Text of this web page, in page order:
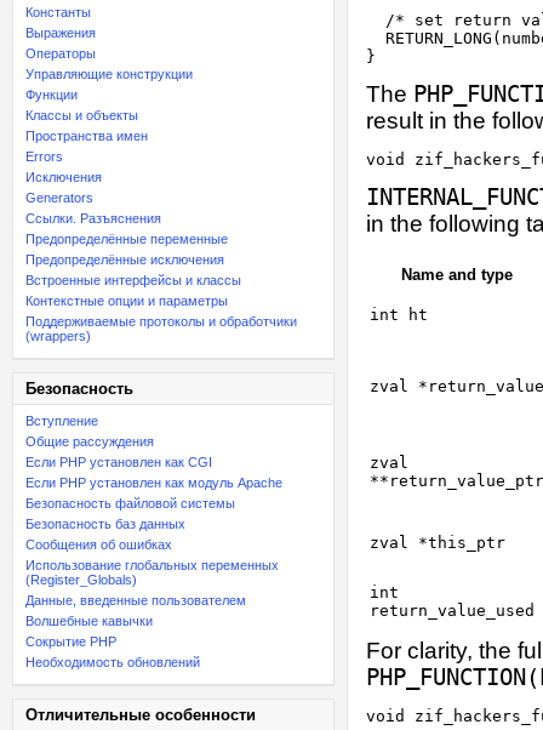
Константы
Выражения
Операторы
Управляющие конструкции
Функции
Классы и объекты
Пространства имен
Errors
Исключения
Generators
Ссылки. Разъяснения
Предопределённые переменные
Предопределённые исключения
Встроенные интерфейсы и классы
Контекстные опции и параметры
Поддерживаемые протоколы и обработчики
(wrappers)
Безопасность
Вступление
Общие рассуждения
Если PHP установлен как CGI
Если PHP установлен как модуль Apache
Безопасность файловой системы
Безопасность баз данных
Сообщения об ошибках
Использование глобальных переменных
(Register_Globals)
Данные, введенные пользователем
Волшебные кавычки
Сокрытие PHP
Необходимость обновлений
Отличительные особенности
/* set return
}
The
result in the
in the following
Name and type
int ht
zval *return_value
zval
**return_value_ptr
zval *this_ptr
int
return_value_used
For clarity, the